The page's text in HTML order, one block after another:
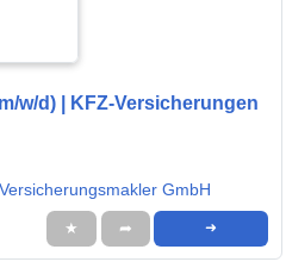
w/d) | KFZ-Versicherungen
GmbH
★ ➦ ➜